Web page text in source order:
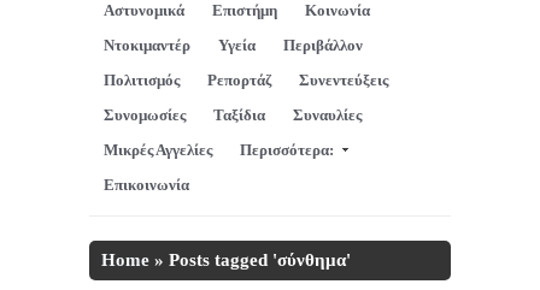
Αστυνομικά
Επιστήμη
Κοινωνία
Ντοκιμαντέρ
Υγεία
Περιβάλλον
Πολιτισμός
Ρεπορτάζ
Συνεντεύξεις
Συνομωσίες
Ταξίδια
Συναυλίες
Μικρές Αγγελίες
Περισσότερα:
Επικοινωνία
Home » Posts tagged 'σύνθημα'